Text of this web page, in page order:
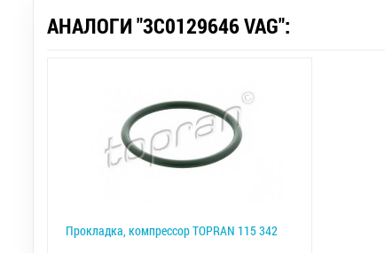
АНАЛОГИ "3C0129646 VAG":
Прокладка, компрессор TOPRAN 115 342